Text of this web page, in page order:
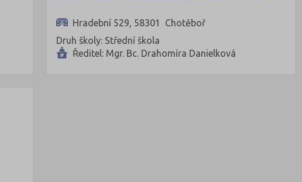
Hradební 529, 58301 Chotěboř
Druh školy: Střední škola
Ředitel: Mgr. Bc. Drahomíra Danielková